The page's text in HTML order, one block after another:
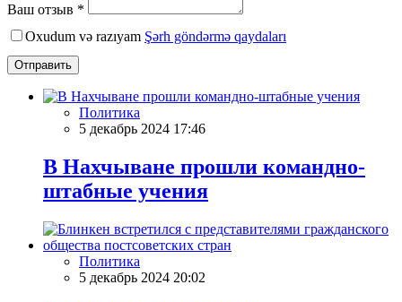
Ваш отзыв *
Oxudum və razıyam Şərh göndərmə qaydaları
Отправить
Политика
5 декабрь 2024 17:46
В Нахчыване прошли командно-
штабные учения
Политика
5 декабрь 2024 20:02